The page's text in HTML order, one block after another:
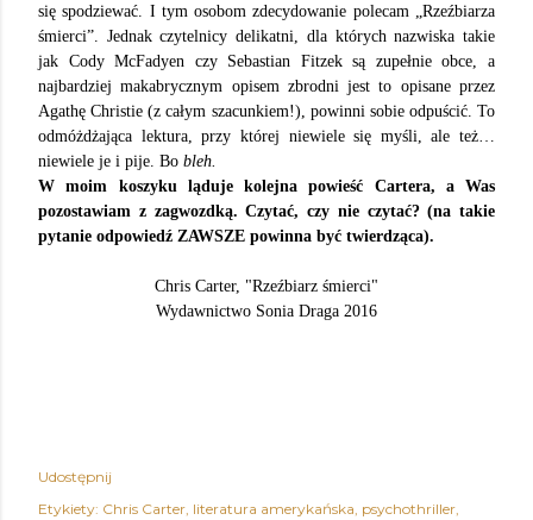
się spodziewać. I tym osobom zdecydowanie polecam „Rzeźbiarza
śmierci”. Jednak czytelnicy delikatni, dla których nazwiska takie
jak Cody McFadyen czy Sebastian Fitzek są zupełnie obce, a
najbardziej makabrycznym opisem zbrodni jest to opisane przez
Agathę Christie (z całym szacunkiem!), powinni sobie odpuścić. To
odmóżdżająca lektura, przy której niewiele się myśli, ale też…
niewiele je i pije. Bo bleh.
W moim koszyku ląduje kolejna powieść Cartera, a Was
pozostawiam z zagwozdką. Czytać, czy nie czytać? (na takie
pytanie odpowiedź ZAWSZE powinna być twierdząca).
Chris Carter, "Rzeźbiarz śmierci"
Wydawnictwo Sonia Draga 2016
Udostępnij
Etykiety: Chris Carter literatura amerykańska psychothriller